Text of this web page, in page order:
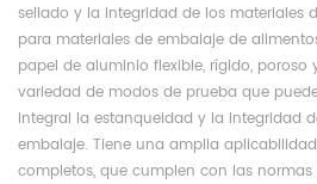
sellado y la integridad de los materiales
para materiales de embalaje de
papel de aluminio flexible, rígido, poroso
variedad de modos de prueba que
integral la estanqueidad y la integridad
embalaje. Tiene una amplia
completos, que cumplen con las normas